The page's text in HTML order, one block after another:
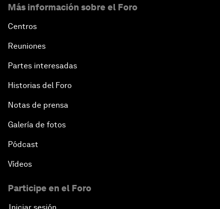
Más información sobre el Foro
Centros
Reuniones
Partes interesadas
Historias del Foro
Notas de prensa
Galería de fotos
Pódcast
Vídeos
Participe en el Foro
Iniciar sesión